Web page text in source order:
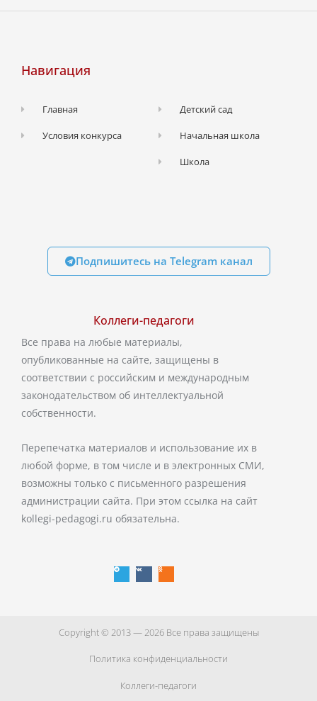
Навигация
Главная
Условия конкурса
Детский сад
Начальная школа
Школа
Подпишитесь на Telegram канал
Коллеги-педагоги
Все права на любые материалы,
опубликованные на сайте, защищены в
соответствии с российским и международным
законодательством об интеллектуальной
собственности.
Перепечатка материалов и использование их в
любой форме, в том числе и в электронных СМИ,
возможны только с письменного разрешения
администрации сайта. При этом ссылка на сайт
kollegi-pedagogi.ru обязательна.
a a
Copyright © 2013 — 2026 Все права защищены
Политика конфиденциальности
Коллеги-педагоги